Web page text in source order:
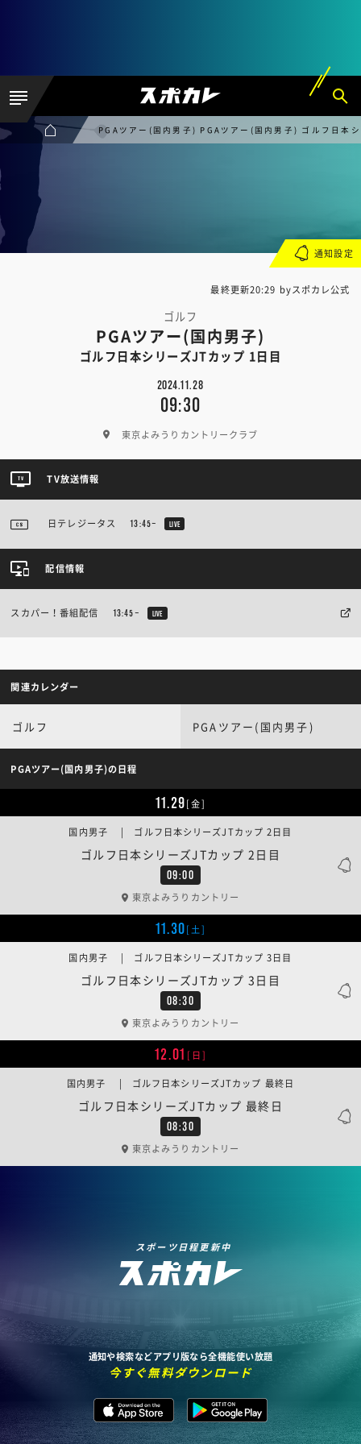
PGAツアー(国内男子) PGAツアー(国内男子) ゴルフ日本
最終更新20:29 byスポカレ公式
ゴルフ
PGAツアー(国内男子)
ゴルフ日本シリーズJTカップ 1日目
2024.11.28
09:30
東京よみうりカントリークラブ
通知設定
TV放送情報
日テレジータス 13:45~ LIVE
配信情報
スカパー！番組配信 13:45~ LIVE
関連カレンダー
ゴルフ PGAツアー(国内男子)
PGAツアー(国内男子)の日程
11.29[金]
09:00
ゴルフ日本シリーズJTカップ 2日目
国内男子 | ゴルフ日本シリーズJTカップ 2日目
東京よみうりカントリー
11.30[土]
08:30
ゴルフ日本シリーズJTカップ 3日目
国内男子 | ゴルフ日本シリーズJTカップ 3日目
東京よみうりカントリー
12.01 [日]
08:30
ゴルフ日本シリーズJTカップ 最終日
国内男子 | ゴルフ日本シリーズJTカップ 最終日
東京よみうりカントリー
スポーツ日程更新中
通知や検索などアプリ版なら全機能使い放題
今すぐ無料ダウンロード